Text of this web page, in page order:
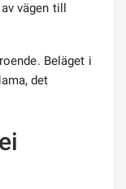
vägen till
Beläget i
det